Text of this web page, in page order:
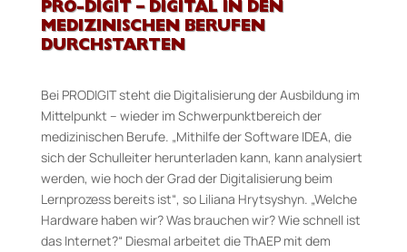
PRO-DIGIT – DIGITAL IN DEN
MEDIZINISCHEN BERUFEN
DURCHSTARTEN
Bei PRODIGIT steht die Digitalisierung der Ausbildung im
Mittelpunkt – wieder im Schwerpunktbereich der
medizinischen Berufe. „Mithilfe der Software IDEA, die
sich der Schulleiter herunterladen kann, kann analysiert
werden, wie hoch der Grad der Digitalisierung beim
Lernprozess bereits ist“, so Liliana Hrytsyshyn. „Welche
Hardware haben wir? Was brauchen wir? Wie schnell ist
das Internet?“ Diesmal arbeitet die ThAEP mit dem